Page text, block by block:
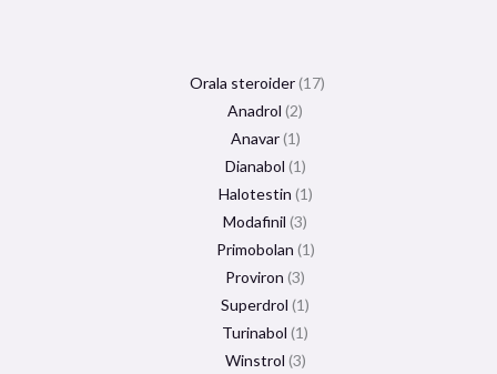
Orala steroider 17
Anadrol 2
Anavar 1
Dianabol 1
Halotestin 1
Modafinil 3
Primobolan 1
Proviron 3
Superdrol 1
Turinabol 1
Winstrol 3